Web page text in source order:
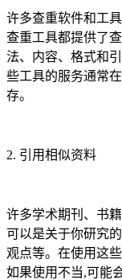
许多查重软件和工
查重工具都提供了
法、内容、格式和
些工具的服务通常
存。
2. 引用相似资料
许多学术期刊、书
可以是关于你研究
观点等。在使用这
如果使用不当,可能